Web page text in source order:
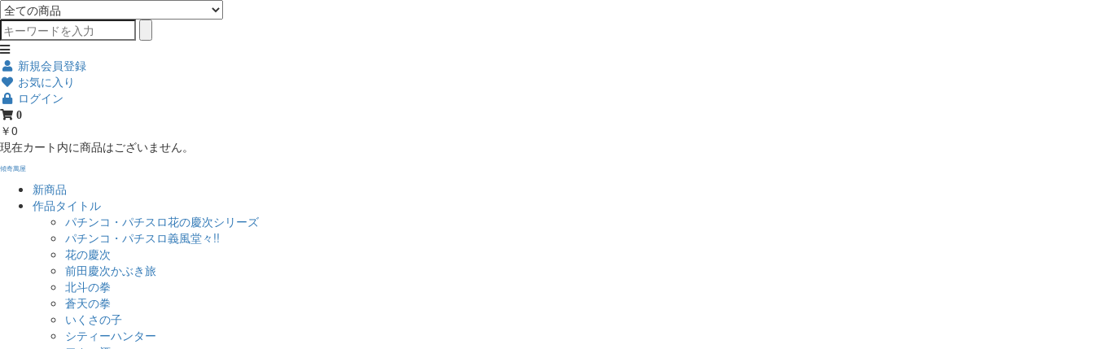
新規会員登録
お気に入り
ログイン
0
￥0
現在カート内に商品はございません。
傾奇萬屋
新商品
作品タイトル
パチンコ・パチスロ花の慶次シリーズ
パチンコ・パチスロ義風堂々!!
花の慶次
前田慶次かぶき旅
北斗の拳
蒼天の拳
いくさの子
シティーハンター